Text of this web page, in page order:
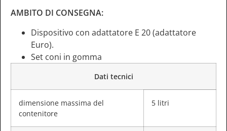
AMBITO DI CONSEGNA:
Dispositivo con adattatore E 20 (adattatore
Euro).
Set coni in gomma
Dati tecnici
dimensione massima del
contenitore
5 litri